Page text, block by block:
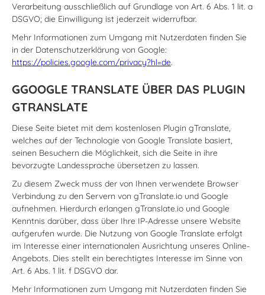
Verarbeitung ausschließlich auf Grundlage von Art. 6 Abs. 1 lit. a
DSGVO; die Einwilligung ist jederzeit widerrufbar.
Mehr Informationen zum Umgang mit Nutzerdaten finden Sie
in der Datenschutzerklärung von Google:
https://policies.google.com/privacy?hl=de.
GGOOGLE TRANSLATE ÜBER DAS PLUGIN
GTRANSLATE
Diese Seite bietet mit dem kostenlosen Plugin gTranslate,
welches auf der Technologie von Google Translate basiert,
seinen Besuchern die Möglichkeit, sich die Seite in ihre
bevorzugte Landessprache übersetzen zu lassen.
Zu diesem Zweck muss der von Ihnen verwendete Browser
Verbindung zu den Servern von gTranslate.io und Google
aufnehmen. Hierdurch erlangen gTranslate.io und Google
Kenntnis darüber, dass über Ihre IP-Adresse unsere Website
aufgerufen wurde. Die Nutzung von Google Translate erfolgt
im Interesse einer internationalen Ausrichtung unseres Online-
Angebots. Dies stellt ein berechtigtes Interesse im Sinne von
Art. 6 Abs. 1 lit. f DSGVO dar.
Mehr Informationen zum Umgang mit Nutzerdaten finden Sie